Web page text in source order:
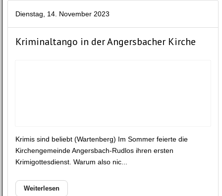
Dienstag, 14. November 2023
Kriminaltango in der Angersbacher Kirche
Krimis sind beliebt (Wartenberg) Im Sommer feierte die
Kirchengemeinde Angersbach-Rudlos ihren ersten
Krimigottesdienst. Warum also nic...
Weiterlesen